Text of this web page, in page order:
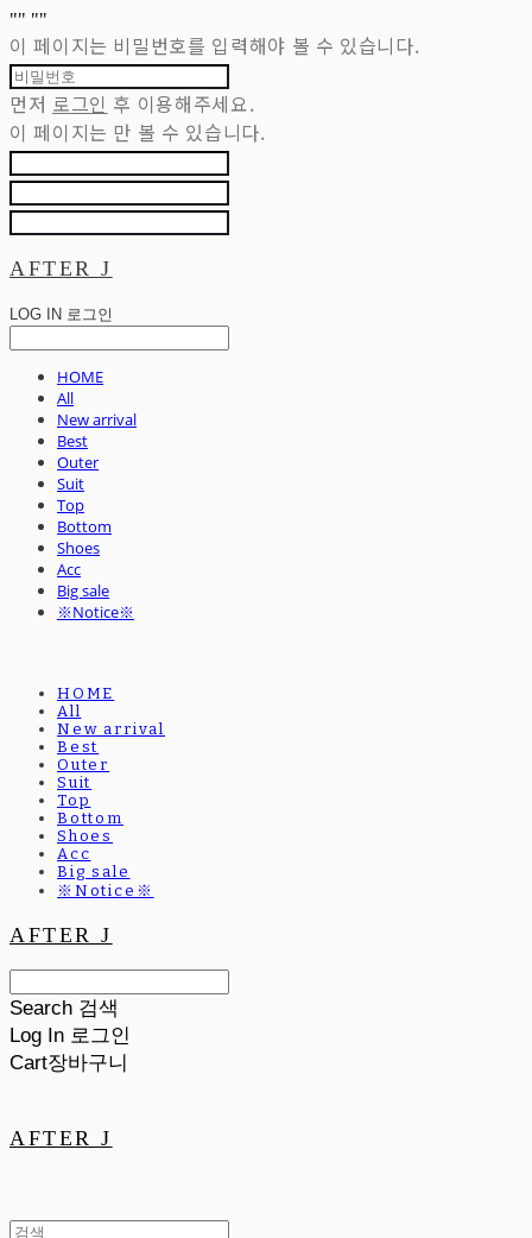
"" ""
이 페이지는 비밀번호를 입력해야 볼 수 있습니다.
먼저 로그인 후 이용해주세요.
이 페이지는 만 볼 수 있습니다.
AFTER J
LOG IN 로그인
HOME
All
New arrival
Best
Outer
Suit
Top
Bottom
Shoes
Acc
Big sale
※Notice※
HOME
All
New arrival
Best
Outer
Suit
Top
Bottom
Shoes
Acc
Big sale
※Notice※
AFTER J
Search 검색
Log In 로그인
Cart장바구니
AFTER J